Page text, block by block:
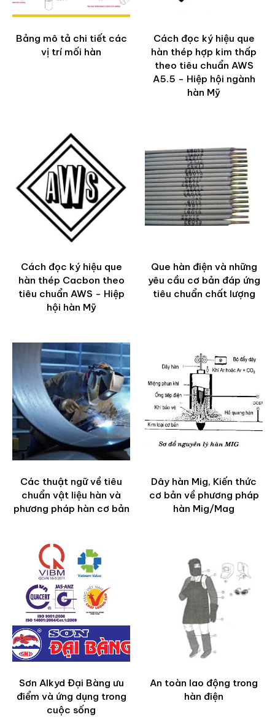
Bảng mô tả chi tiết các
vị trí mối hàn
Cách đọc ký hiệu que
hàn thép hợp kim thấp
theo tiêu chuẩn AWS
A5.5 - Hiệp hội ngành
hàn Mỹ
Cách đọc ký hiệu que
hàn thép Cacbon theo
tiêu chuẩn AWS - Hiệp
hội hàn Mỹ
Que hàn điện và những
yêu cầu cơ bản đáp ứng
tiêu chuẩn chất lượng
Các thuật ngữ về tiêu
chuẩn vật liệu hàn và
phương pháp hàn cơ bản
Dây hàn Mig, Kiến thức
cơ bản về phương pháp
hàn Mig/Mag
Sơn Alkyd Đại Bàng ưu
điểm và ứng dụng trong
cuộc sống
An toàn lao động trong
hàn điện